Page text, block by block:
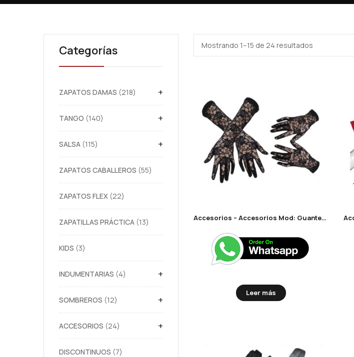
Categorías
+
ZAPATOS DAMAS 218
+
TANGO 140
+
SALSA 115
ZAPATOS CABALLEROS 55
ZAPATOS FLEX 22
ZAPATILLAS PRÁCTICA 13
KIDS 3
+
INDUMENTARIAS 4
+
SOMBREROS 12
+
ACCESORIOS 24
DISCONTINUOS 7
Mostrando 1–15 de 24 resultados
Accesorios – Accesorios Mod: Guantes de encaje
Leer más